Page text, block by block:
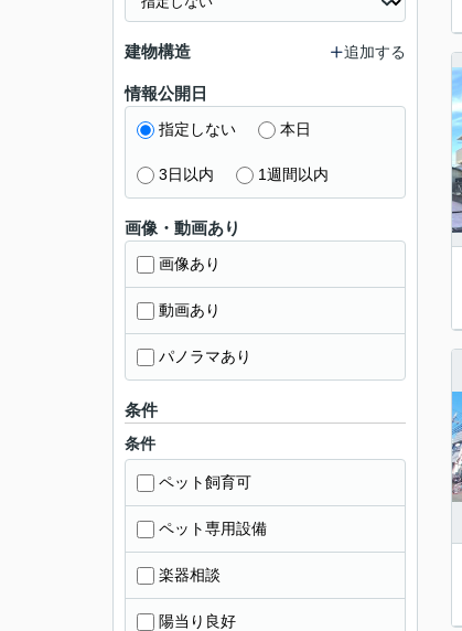
建物構造 追加する
情報公開日
指定しない 本日
3日以内 1週間以内
画像・動画あり
画像あり
動画あり
パノラマあり
条件
条件
ペット飼育可
ペット専用設備
楽器相談
陽当り良好